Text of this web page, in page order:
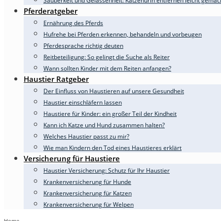
Pferderatgeber
Ernährung des Pferds
Hufrehe bei Pferden erkennen, behandeln und vorbeugen
Pferdesprache richtig deuten
Reitbeteiligung: So gelingt die Suche als Reiter
Wann sollten Kinder mit dem Reiten anfangen?
Haustier Ratgeber
Der Einfluss von Haustieren auf unsere Gesundheit
Haustier einschläfern lassen
Haustiere für Kinder: ein großer Teil der Kindheit
Kann ich Katze und Hund zusammen halten?
Welches Haustier passt zu mir?
Wie man Kindern den Tod eines Haustieres erklärt
Versicherung für Haustiere
Haustier Versicherung: Schutz für Ihr Haustier
Krankenversicherung für Hunde
Krankenversicherung für Katzen
Krankenversicherung für Welpen